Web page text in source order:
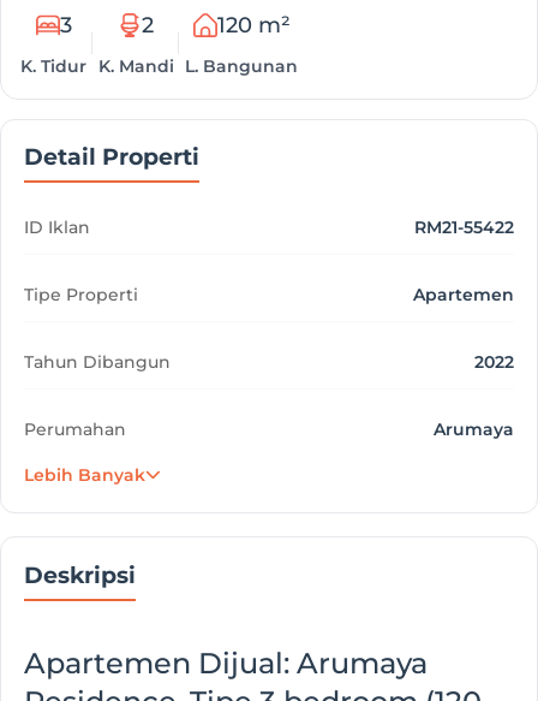
3
K. Tidur
2
K. Mandi
120 m²
L. Bangunan
Detail Properti
ID Iklan RM21-55422
Tipe Properti Apartemen
Tahun Dibangun 2022
Perumahan Arumaya
Lebih Banyak
Deskripsi
Apartemen Dijual:Arumaya